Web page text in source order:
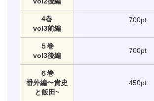
4巻
vol3前編
700pt
５巻
vol3後編
700pt
６巻
番外編〜貴史
と飯田~
450pt